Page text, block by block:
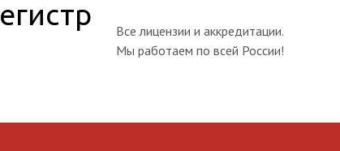
Все лицензии и аккредитации.
Мы работаем по всей России!